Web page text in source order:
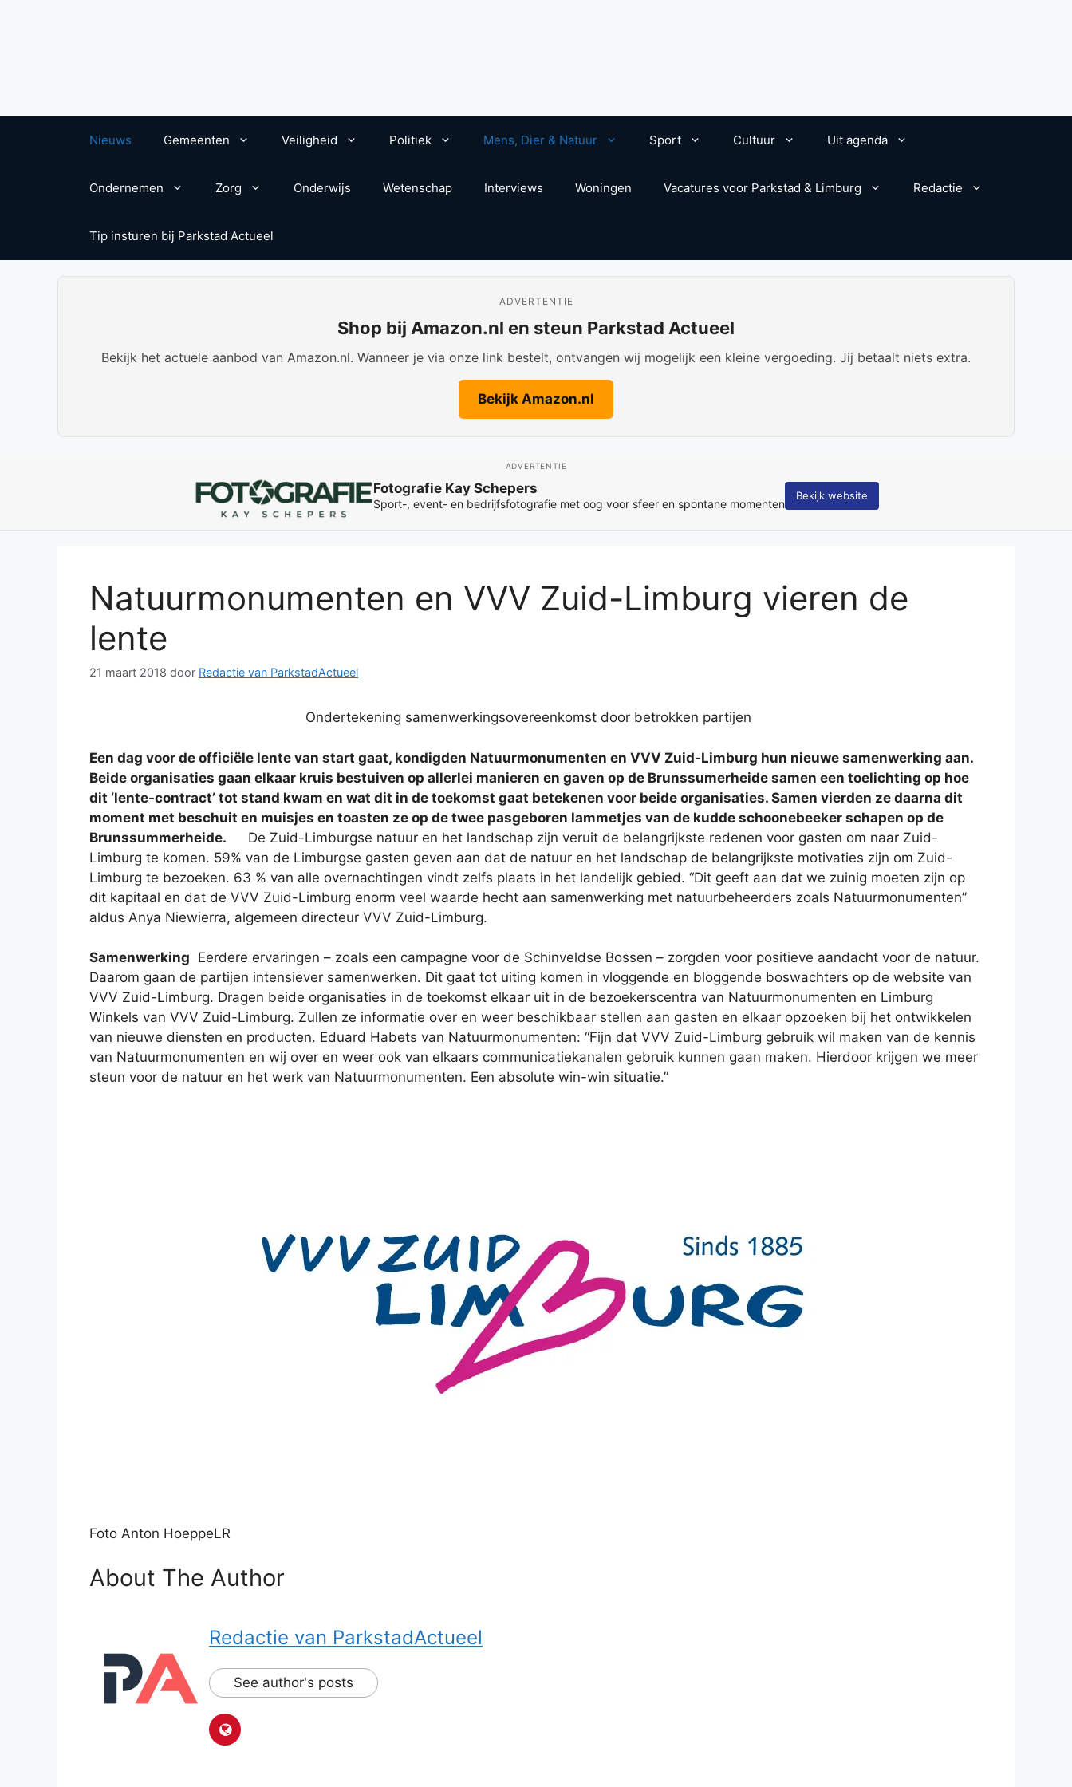
Nieuws Gemeenten Veiligheid Politiek Mens, Dier & Natuur Sport Cultuur Uit agenda
Ondernemen Zorg Onderwijs Wetenschap Interviews Woningen Vacatures voor Parkstad & Limburg Redactie
Tip insturen bij Parkstad Actueel
ADVERTENTIE
Shop bij Amazon.nl en steun Parkstad Actueel
Bekijk het actuele aanbod van Amazon.nl. Wanneer je via onze link bestelt, ontvangen wij mogelijk een kleine vergoeding. Jij betaalt niets extra.
Bekijk Amazon.nl
ADVERTENTIE
Only by Kamilla
Portretten en pure momenten, sfeervol verteld in beeld
Natuurmonumenten en VVV Zuid-Limburg vieren de
lente
21 maart 2018 door Redactie van ParkstadActueel
Ondertekening samenwerkingsovereenkomst door betrokken partijen
Een dag voor de officiële lente van start gaat, kondigden Natuurmonumenten en VVV Zuid-Limburg hun nieuwe samenwerking aan.
Beide organisaties gaan elkaar kruis bestuiven op allerlei manieren en gaven op de Brunssumerheide samen een toelichting op hoe
dit ‘lente-contract’ tot stand kwam en wat dit in de toekomst gaat betekenen voor beide organisaties. Samen vierden ze daarna dit
moment met beschuit en muisjes en toasten ze op de twee pasgeboren lammetjes van de kudde schoonebeeker schapen op de
Brunssummerheide.
De Zuid-Limburgse natuur en het landschap zijn veruit de belangrijkste redenen voor gasten om naar Zuid-
Limburg te komen. 59% van de Limburgse gasten geven aan dat de natuur en het landschap de belangrijkste motivaties zijn om Zuid-
Limburg te bezoeken. 63 % van alle overnachtingen vindt zelfs plaats in het landelijk gebied. “Dit geeft aan dat we zuinig moeten zijn op
dit kapitaal en dat de VVV Zuid-Limburg enorm veel waarde hecht aan samenwerking met natuurbeheerders zoals Natuurmonumenten”
aldus Anya Niewierra, algemeen directeur VVV Zuid-Limburg.
Samenwerking Eerdere ervaringen – zoals een campagne voor de Schinveldse Bossen – zorgden voor positieve aandacht voor de natuur.
Daarom gaan de partijen intensiever samenwerken. Dit gaat tot uiting komen in vloggende en bloggende boswachters op de website van
VVV Zuid-Limburg. Dragen beide organisaties in de toekomst elkaar uit in de bezoekerscentra van Natuurmonumenten en Limburg
Winkels van VVV Zuid-Limburg. Zullen ze informatie over en weer beschikbaar stellen aan gasten en elkaar opzoeken bij het ontwikkelen
van nieuwe diensten en producten. Eduard Habets van Natuurmonumenten: “Fijn dat VVV Zuid-Limburg gebruik wil maken van de kennis
van Natuurmonumenten en wij over en weer ook van elkaars communicatiekanalen gebruik kunnen gaan maken. Hierdoor krijgen we meer
steun voor de natuur en het werk van Natuurmonumenten. Een absolute win-win situatie.”
Foto Anton HoeppeLR
About The Author
Redactie van ParkstadActueel
See author's posts